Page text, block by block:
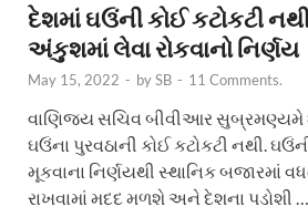
દેશમાં ઘઉંની કોઈ કટોકટી
અંકુશમાં લેવા રોકવાનો નિર્ણય
May 15, 2022 - bySB - 11 Comments.
વાણિજ્ય સચિવ બીવીઆર સુબ્રમણ્યમે
ઘઉંના પુરવઠાની કોઈ કટોકટી નથી.
મૂકવાના નિર્ણયથી સ્થાનિક બજારમાં
રાખવામાં મદદ મળશે અને દેશના પડોશી …